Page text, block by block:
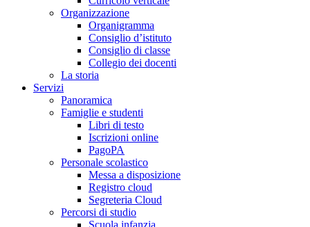
Organizzazione
Organigramma
Consiglio d’istituto
Consiglio di classe
Collegio dei docenti
La storia
Servizi
Panoramica
Famiglie e studenti
Libri di testo
Iscrizioni online
PagoPA
Personale scolastico
Messa a disposizione
Registro cloud
Segreteria Cloud
Percorsi di studio
Scuola infanzia